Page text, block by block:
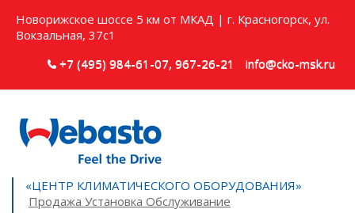
Новорижское шоссе 5 км от МКАД | г. Красногорск, ул.
Вокзальная, 37с1
+7 (495) 984-61-07, 967-26-21
info@cko-msk.ru
«ЦЕНТР КЛИМАТИЧЕСКОГО ОБОРУДОВАНИЯ»
Продажа Установка Обслуживание